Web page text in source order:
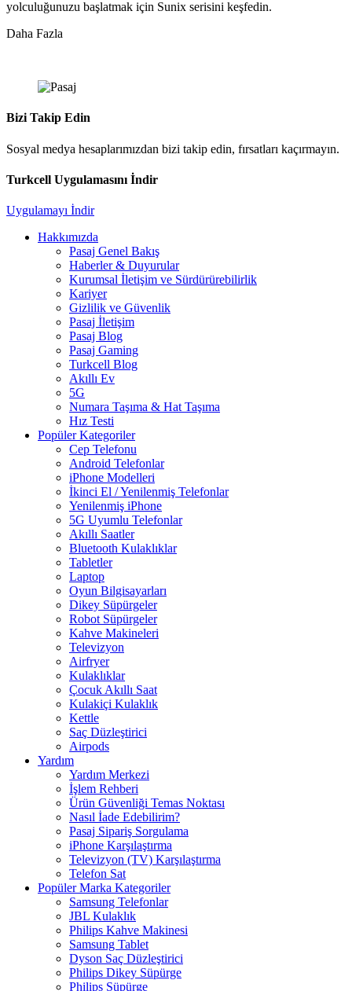
yolculuğunuzu başlatmak için Sunix serisini keşfedin.
Daha Fazla
Bizi Takip Edin
Sosyal medya hesaplarımızdan bizi takip edin, fırsatları kaçırmayın.
Turkcell Uygulamasını İndir
Uygulamayı İndir
Hakkımızda
Pasaj Genel Bakış
Haberler & Duyurular
Kurumsal İletişim ve Sürdürürebilirlik
Kariyer
Gizlilik ve Güvenlik
Pasaj İletişim
Pasaj Blog
Pasaj Gaming
Turkcell Blog
Akıllı Ev
5G
Numara Taşıma & Hat Taşıma
Hız Testi
Popüler Kategoriler
Cep Telefonu
Android Telefonlar
iPhone Modelleri
İkinci El / Yenilenmiş Telefonlar
Yenilenmiş iPhone
5G Uyumlu Telefonlar
Akıllı Saatler
Bluetooth Kulaklıklar
Tabletler
Laptop
Oyun Bilgisayarları
Dikey Süpürgeler
Robot Süpürgeler
Kahve Makineleri
Televizyon
Airfryer
Kulaklıklar
Çocuk Akıllı Saat
Kulakiçi Kulaklık
Kettle
Saç Düzleştirici
Airpods
Yardım
Yardım Merkezi
İşlem Rehberi
Ürün Güvenliği Temas Noktası
Nasıl İade Edebilirim?
Pasaj Sipariş Sorgulama
iPhone Karşılaştırma
Televizyon (TV) Karşılaştırma
Telefon Sat
Popüler Marka Kategoriler
Samsung Telefonlar
JBL Kulaklık
Philips Kahve Makinesi
Samsung Tablet
Dyson Saç Düzleştirici
Philips Dikey Süpürge
Philips Süpürge